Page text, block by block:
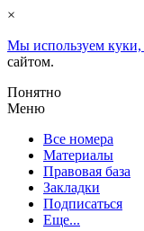
×
Мы используем куки,
сайтом.
Понятно
Меню
Все номера
Материалы
Правовая база
Закладки
Подписаться
Еще...